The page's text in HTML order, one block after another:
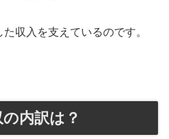
収入を支えているのです。
内訳は？